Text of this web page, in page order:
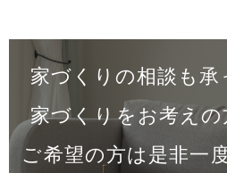
家づくりの相談も承
家づくりをお考えの
ご希望の方は是非一